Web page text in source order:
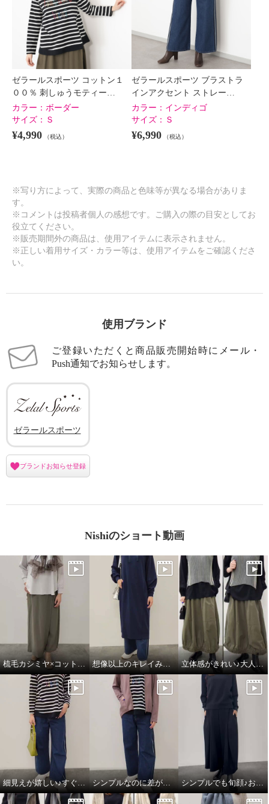
ゼラールスポーツ コットン１
００％ 刺しゅうモティー…
カラー： ボーダー
サイズ： Ｓ
¥4,990 （税込）
ゼラールスポーツ ブラストラ
インアクセント ストレー…
カラー： インディゴ
サイズ： Ｓ
¥6,990 （税込）
※写り方によって、実際の商品と色味等が異なる場合がありま
す。
※コメントは投稿者個人の感想です。ご購入の際の目安としてお
役立てください。
※販売期間外の商品は、使用アイテムに表示されません。
※正しい着用サイズ・カラー等は、使用アイテムをご確認くださ
い。
使用ブランド
ご登録いただくと商品販売開始時にメール・
Push通知でお知らせします。
ゼラールスポーツ
ブランドお知らせ登録
Nishiのショート動画
梳毛カシミヤ×コットンラミー 箔プリントストール 想像以上のキレイみえ♪大人のフーディワンピ 立体感がきれい♪大人のハンサムスカート
細見えが嬉しい♪すぐ使える楽ちんコーデ シンプルなのに差がつく♪綺麗みえコーデ シンプルでも旬顔♪おすすめワントーンコーデ